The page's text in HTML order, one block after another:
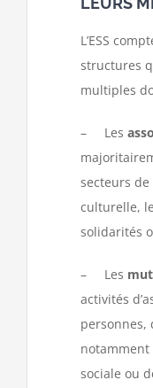
L’ESS
structures
multiples
– Les
secteurs de
culturelle,
solidarités
– Les
activités
personnes,
notamment
sociale ou